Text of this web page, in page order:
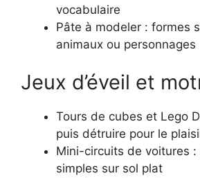
vocabulaire
Pâte à modeler : formes
animaux ou personnages
Jeux d’éveil et
Tours de cubes et Lego
puis détruire pour le
Mini-circuits de voitures :
simples sur sol plat